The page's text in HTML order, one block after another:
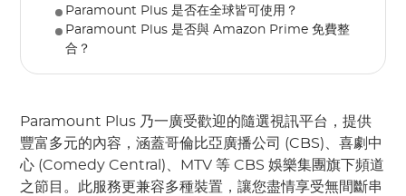
Paramount Plus 是否在全球皆可使用？
Paramount Plus 是否與 Amazon Prime 免費整
合？
Paramount Plus 乃一廣受歡迎的隨選視訊平台，提供
豐富多元的內容，涵蓋哥倫比亞廣播公司 (CBS)、喜劇中
心 (Comedy Central)、MTV 等 CBS 娛樂集團旗下頻道
之節目。此服務更兼容多種裝置，讓您盡情享受無間斷串